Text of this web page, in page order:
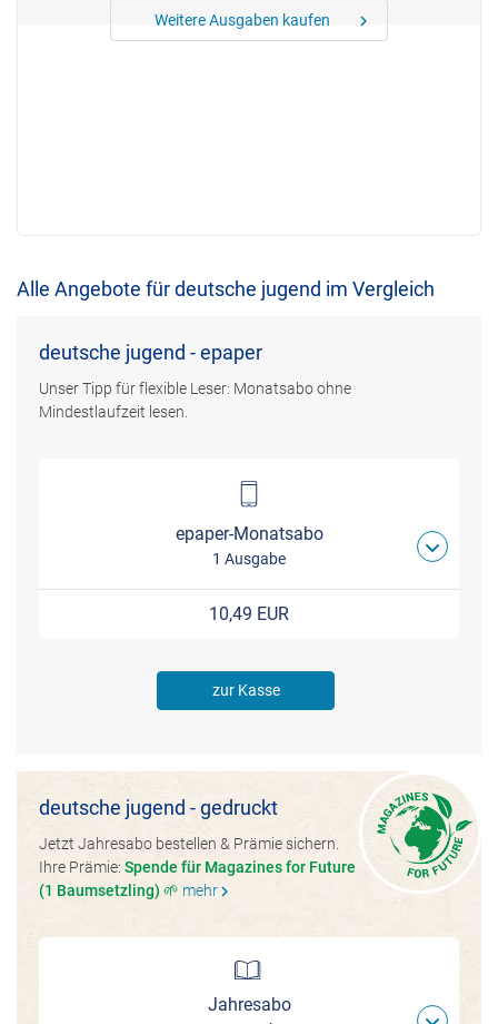
Weitere Ausgaben kaufen chevron_right
Alle Angebote für deutsche jugend im Vergleich
deutsche jugend - epaper
Unser Tipp für flexible Leser: Monatsabo ohne
Mindestlaufzeit lesen.
epaper-Monatsabo
1 Ausgabe
10,49 EUR
zur Kasse
deutsche jugend - gedruckt
Jetzt Jahresabo bestellen & Prämie sichern.
Ihre Prämie: Spende für Magazines for Future
(1 Baumsetzling) 🌱 mehrchevron_right
Jahresabo